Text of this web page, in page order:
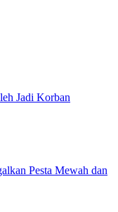
Jadi Korban
Pesta Mewah dan